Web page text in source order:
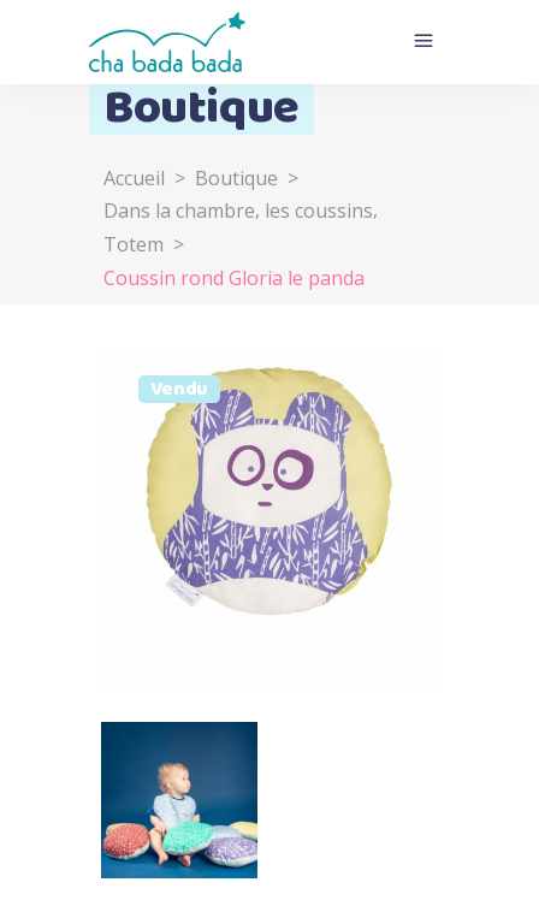
Boutique
Accueil > Boutique >
Dans la chambre, les coussins,
Totem >
Coussin rond Gloria le panda
Vendu